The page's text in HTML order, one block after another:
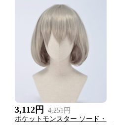
3,112円
4,251円
ポケットモンスター ソード・